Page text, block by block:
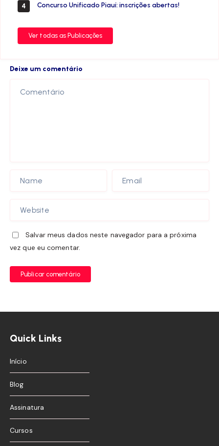
4 Concurso Unificado Piauí: inscrições abertas!
Ver todas as Publicações
Deixe um comentário
Salvar meus dados neste navegador para a próxima
vez que eu comentar.
Publicar comentário
Quick Links
Início
Blog
Assinatura
Cursos